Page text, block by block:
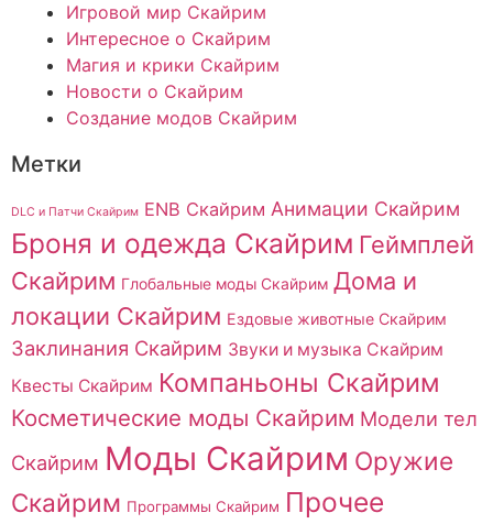
Игровой мир Скайрим
Интересное о Скайрим
Магия и крики Скайрим
Новости о Скайрим
Создание модов Скайрим
Метки
DLC и Патчи Скайрим ENB Скайрим Анимации Скайрим
Броня и одежда Скайрим Геймплей
Скайрим Глобальные моды Скайрим Дома и
локации Скайрим Ездовые животные Скайрим
Заклинания Скайрим Звуки и музыка Скайрим
Квесты Скайрим Компаньоны Скайрим
Косметические моды Скайрим Модели тел
Скайрим Моды Скайрим Оружие
Скайрим Программы Скайрим Прочее